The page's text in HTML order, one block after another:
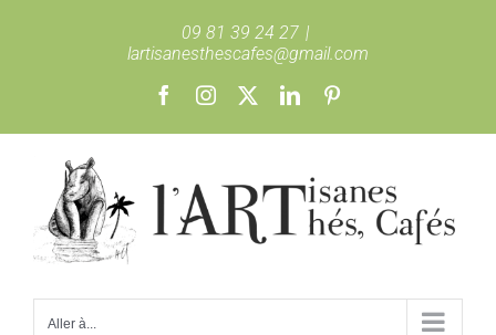
09 81 39 24 27 |
lartisanesthescafes@gmail.com
FacebookInstagram LinkedIn
Aller à...